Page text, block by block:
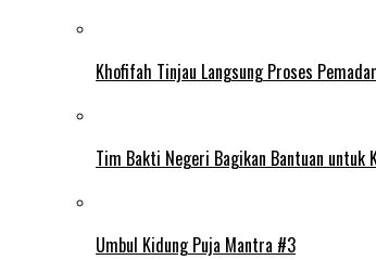
Khofifah Tinjau Langsung Proses
Tim Bakti Negeri Bagikan Bantuan untuk
Umbul Kidung Puja Mantra #3